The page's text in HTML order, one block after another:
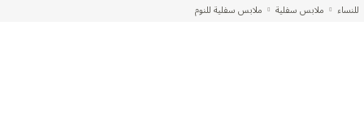
للنساء ملابس سفلية ملابس سفلية للنوم